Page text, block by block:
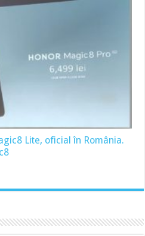
Lite, oficial în România.